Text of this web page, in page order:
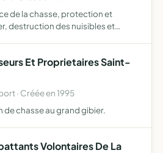
de la chasse, protection et
destruction des nuisibles et
Et Proprietaires Saint-
· Créée en 1995
chasse au grand gibier.
Volontaires De La